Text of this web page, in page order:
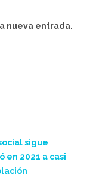
nueva entrada.
sigue
en 2021 a casi